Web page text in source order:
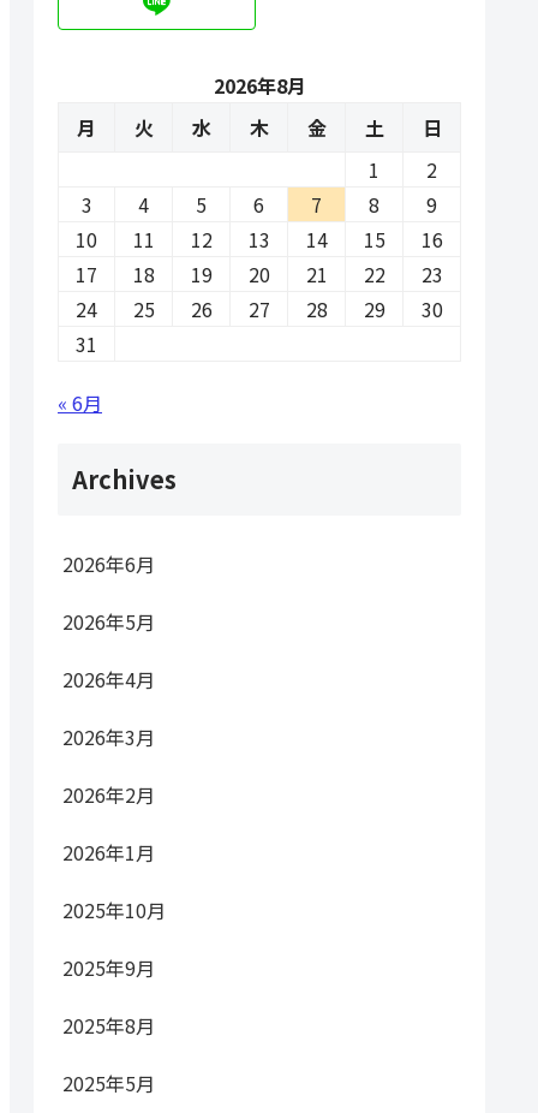
2026年8月
月
火 水 木 金 土
日
1
2
3
4 5 6 7 8
9
10
11 12 13 14 15
16
17
18 19 20 21 22
23
24
25 26 27 28 29
30
31
« 6月
Archives
2026年6月
2026年5月
2026年4月
2026年3月
2026年2月
2026年1月
2025年10月
2025年9月
2025年8月
2025年5月